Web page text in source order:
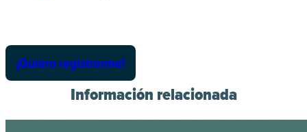
¡Quiero registrarme!
Información relacionada